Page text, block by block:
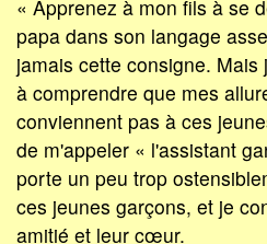
« Apprenez à mon fils à se
papa dans son langage
jamais cette consigne.
à comprendre que mes
conviennent pas à ces
de m'appeler « l'assistant
porte un peu trop
ces jeunes garçons, et je
amitié et leur cœur.